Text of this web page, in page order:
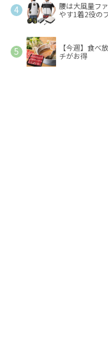
腰は大風量フ
やす1着2役の
【今週】食べ
チがお得